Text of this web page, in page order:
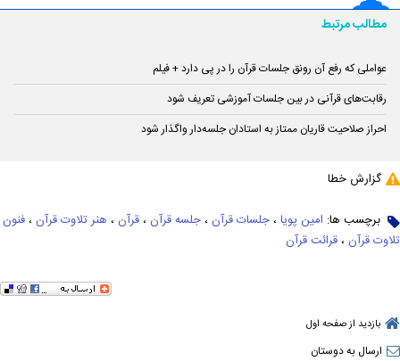
مطالب مرتبط
عواملی که رفع آن رونق جلسات قرآن را در پی دارد + فیلم
رقابت‌‌های قرآنی در بین جلسات آموزشی تعریف شود
احراز صلاحیت قاریان ممتاز به استادان جلسه‌دار واگذار شود
گزارش خطا
برچسب ها: امین پویا ، جلسات قرآن ، جلسه قرآن ، قرآن ، هنر تلاوت قرآن ، فنون
تلاوت قرآن ، قرائت قرآن
بازدید از صفحه اول
ارسال به دوستان